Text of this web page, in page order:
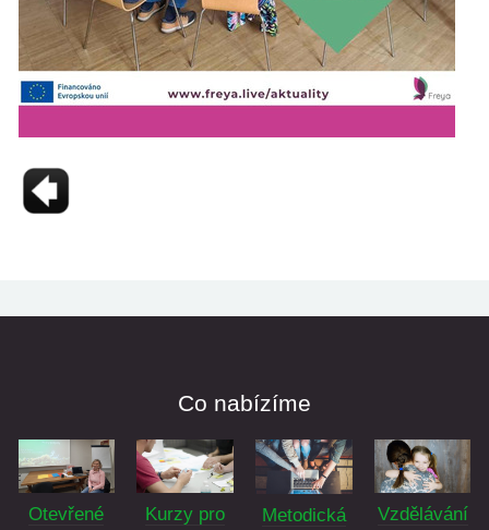
Co nabízíme
Otevřené
Kurzy pro
Metodická
Vzdělávání